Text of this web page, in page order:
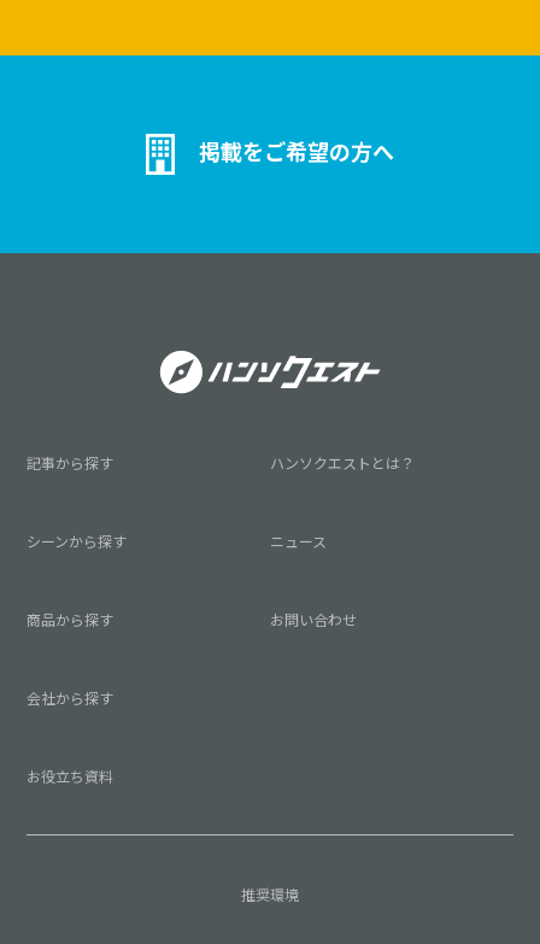
掲載をご希望の方へ
記事から探す
シーンから探す
商品から探す
会社から探す
お役立ち資料
ハンソクエストとは？
ニュース
お問い合わせ
推奨環境